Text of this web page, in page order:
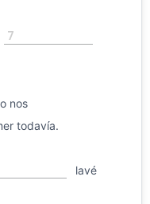
7
nos
todavía.
lavé